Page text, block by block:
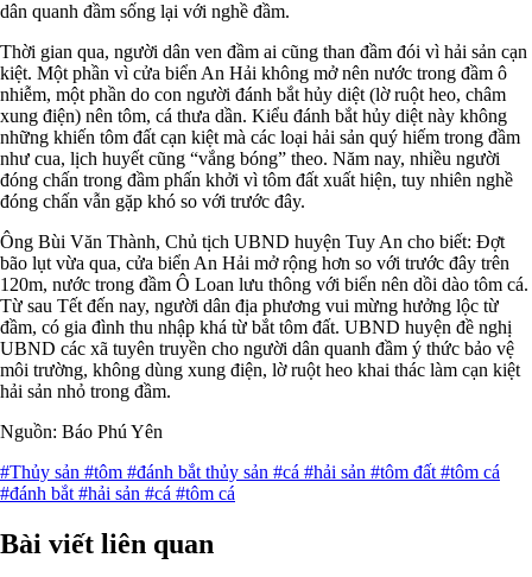
dân quanh đầm sống lại với nghề đầm.
Thời gian qua, người dân ven đầm ai cũng than đầm đói vì hải sản cạn
kiệt. Một phần vì cửa biển An Hải không mở nên nước trong đầm ô
nhiễm, một phần do con người đánh bắt hủy diệt (lờ ruột heo, châm
xung điện) nên tôm, cá thưa dần. Kiểu đánh bắt hủy diệt này không
những khiến tôm đất cạn kiệt mà các loại hải sản quý hiếm trong đầm
như cua, lịch huyết cũng “vắng bóng” theo. Năm nay, nhiều người
đóng chấn trong đầm phấn khởi vì tôm đất xuất hiện, tuy nhiên nghề
đóng chấn vẫn gặp khó so với trước đây.
Ông Bùi Văn Thành, Chủ tịch UBND huyện Tuy An cho biết: Đợt
bão lụt vừa qua, cửa biển An Hải mở rộng hơn so với trước đây trên
120m, nước trong đầm Ô Loan lưu thông với biển nên dồi dào tôm cá.
Từ sau Tết đến nay, người dân địa phương vui mừng hưởng lộc từ
đầm, có gia đình thu nhập khá từ bắt tôm đất. UBND huyện đề nghị
UBND các xã tuyên truyền cho người dân quanh đầm ý thức bảo vệ
môi trường, không dùng xung điện, lờ ruột heo khai thác làm cạn kiệt
hải sản nhỏ trong đầm.
Nguồn: Báo Phú Yên
#Thủy sản #tôm #đánh bắt thủy sản #cá #hải sản #tôm đất #tôm cá
#đánh bắt #hải sản #cá #tôm cá
Bài viết liên quan